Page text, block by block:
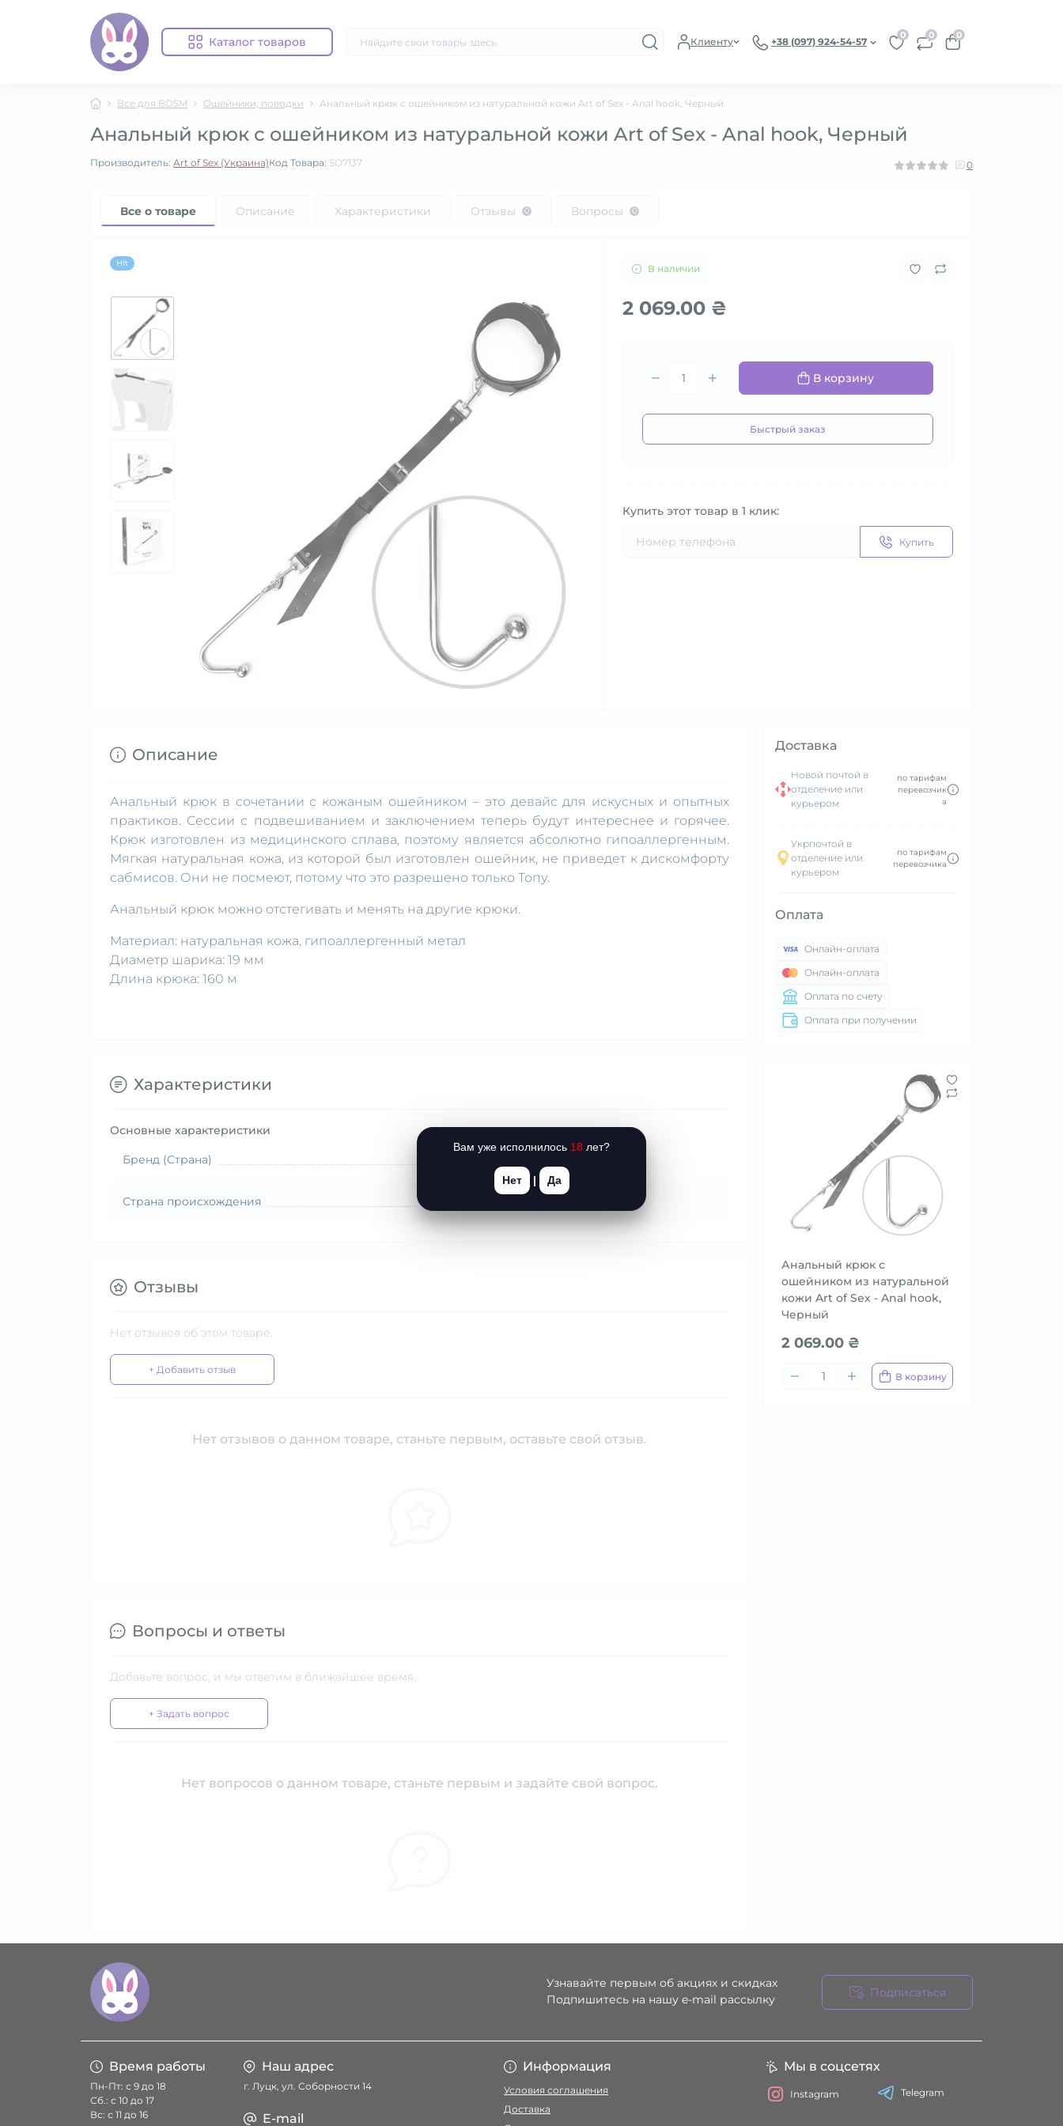
Каталог товаров Клиенту +38 (097) 924-54-57
0 0 0
Все для BDSM Ошейники, поводки Анальный крюк с ошейником из натуральной кожи Art of Sex - Anal hook, Черный
Анальный крюк с ошейником из натуральной кожи Art of Sex - Anal hook, Черный
Производитель: Art of Sex (Украина)Код Товара: SO7137 0
Все о товаре Описание Характеристики Отзывы 0 Вопросы 0
Hit В наличии
2 069.00 ₴
В корзину
Быстрый заказ
Купить этот товар в 1 клик:
Купить
Доставка
Новой почтой в
отделение или
курьером
по тарифам
перевозчик
а
Укрпочтой в
отделение или
курьером
по тарифам
перевозчика
Оплата
Онлайн-оплата
Онлайн-оплата
Оплата по счету
Оплата при получении
Анальный крюк с
ошейником из натуральной
кожи Art of Sex - Anal hook,
Черный
2 069.00 ₴
В корзину
Описание
Анальный крюк в сочетании с кожаным ошейником – это девайс для искусных и опытных
практиков. Сессии с подвешиванием и заключением теперь будут интереснее и горячее.
Крюк изготовлен из медицинского сплава, поэтому является абсолютно гипоаллергенным.
Мягкая натуральная кожа, из которой был изготовлен ошейник, не приведет к дискомфорту
сабмисов. Они не посмеют, потому что это разрешено только Топу.
Анальный крюк можно отстегивать и менять на другие крюки.
Материал: натуральная кожа, гипоаллергенный метал
Диаметр шарика: 19 мм
Длина крюка: 160 м
Характеристики
Основные характеристики
Бренд (Страна)
Страна происхождения Украина
Отзывы
Нет отзывов об этом товаре.
+ Добавить отзыв
Нет отзывов о данном товаре, станьте первым, оставьте свой отзыв.
Вопросы и ответы
Добавьте вопрос, и мы ответим в ближайшее время.
+ Задать вопрос
Нет вопросов о данном товаре, станьте первым и задайте свой вопрос.
Узнавайте первым об акциях и скидках
Подпишитесь на нашу e-mail рассылку
Подписаться
Время работы
Пн-Пт: с 9 до 18
Сб.: с 10 до 17
Вс: с 11 до 16
Наш адрес
г. Луцк, ул. Соборности 14
E-mail
Информация
Условия соглашения
Доставка
Мы в соцсетях
Instagram Telegram
Вам уже исполнилось 18 лет?
Нет | Да